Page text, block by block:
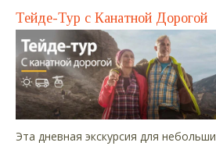
Тейде-Тур с Канатной Дорогой
Эта дневная экскурсия для